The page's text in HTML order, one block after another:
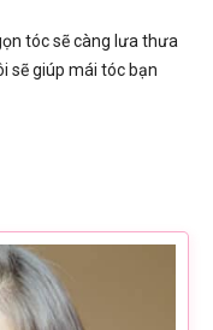
tóc sẽ càng lưa thưa
sẽ giúp mái tóc bạn